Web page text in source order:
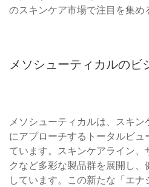
のスキンケア市場で注目を集め
メソシューティカルのビ
メソシューティカルは、スキ
にアプローチするトータルビ
ています。スキンケアライン、
クなど多彩な製品群を展開し、
しています。この新たな「エ